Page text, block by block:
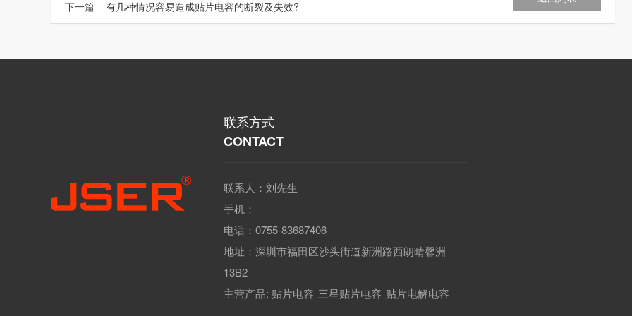
下一篇 有几种情况容易造成贴片电容的断裂及失效?
联系方式
CONTACT
联系人：刘先生
手机：
电话：0755-83687406
地址：深圳市福田区沙头街道新洲路西朗晴馨洲
13B2
主营产品: 贴片电容 三星贴片电容 贴片电解电容